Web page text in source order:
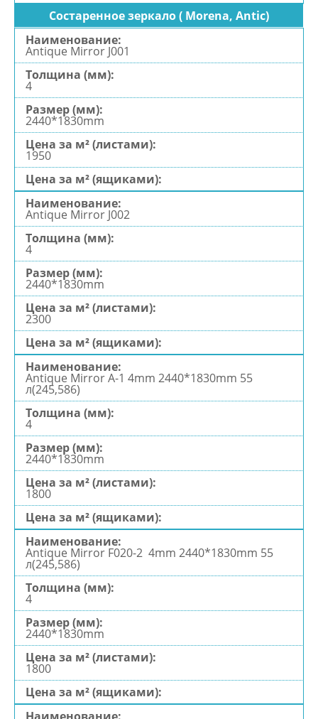
Состаренное зеркало ( Morena, Antic)
Antique Mirror J001
4
2440*1830mm
1950
Antique Mirror J002
4
2440*1830mm
2300
Antique Mirror А-1 4mm 2440*1830mm 55
л(245,586)
4
2440*1830mm
1800
Antique Mirror F020-2 4mm 2440*1830mm 55
л(245,586)
4
2440*1830mm
1800